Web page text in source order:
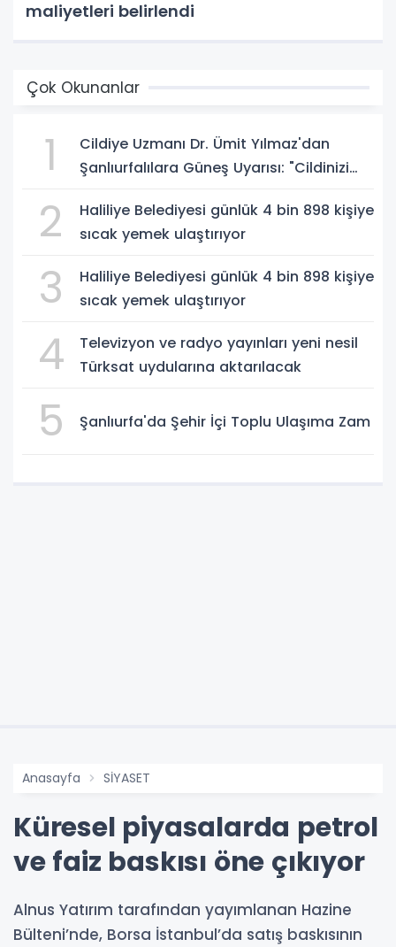
maliyetleri belirlendi
Çok Okunanlar
1
Cildiye Uzmanı Dr. Ümit Yılmaz'dan
Şanlıurfalılara Güneş Uyarısı: "Cildinizi
2
Haliliye Belediyesi günlük 4 bin 898 kişiye
sıcak yemek ulaştırıyor
3
Haliliye Belediyesi günlük 4 bin 898 kişiye
sıcak yemek ulaştırıyor
4
Televizyon ve radyo yayınları yeni nesil
Türksat uydularına aktarılacak
5 Şanlıurfa'da Şehir İçi Toplu Ulaşıma Zam
Anasayfa SİYASET
Küresel piyasalarda petrol
ve faiz baskısı öne çıkıyor
Alnus Yatırım tarafından yayımlanan Hazine
Bülteni’nde, Borsa İstanbul’da satış baskısının